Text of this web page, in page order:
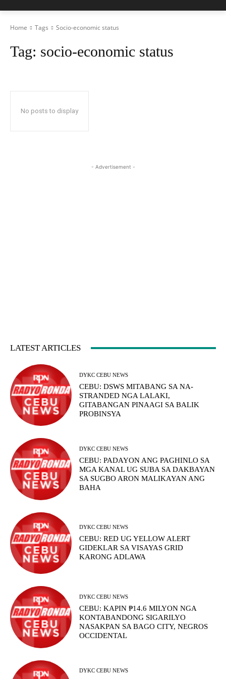
Home Tags Socio-economic status
Tag: socio-economic status
No posts to display
- Advertisement -
LATEST ARTICLES
DYKC CEBU NEWS
CEBU: DSWS MITABANG SA NA-
STRANDED NGA LALAKI,
GITABANGAN PINAAGI SA BALIK
PROBINSYA
DYKC CEBU NEWS
CEBU: PADAYON ANG PAGHINLO SA
MGA KANAL UG SUBA SA DAKBAYAN
SA SUGBO ARON MALIKAYAN ANG
BAHA
DYKC CEBU NEWS
CEBU: RED UG YELLOW ALERT
GIDEKLAR SA VISAYAS GRID
KARONG ADLAWA
DYKC CEBU NEWS
CEBU: KAPIN ₱14.6 MILYON NGA
KONTABANDONG SIGARILYO
NASAKPAN SA BAGO CITY, NEGROS
OCCIDENTAL
DYKC CEBU NEWS